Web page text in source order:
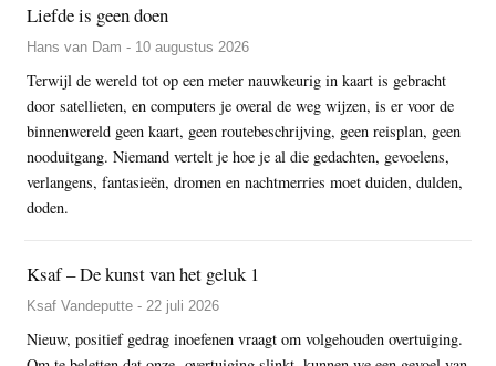
Liefde is geen doen
Hans van Dam - 10 augustus 2026
Terwijl de wereld tot op een meter nauwkeurig in kaart is gebracht
door satellieten, en computers je overal de weg wijzen, is er voor de
binnenwereld geen kaart, geen routebeschrijving, geen reisplan, geen
nooduitgang. Niemand vertelt je hoe je al die gedachten, gevoelens,
verlangens, fantasieën, dromen en nachtmerries moet duiden, dulden,
doden.
Ksaf – De kunst van het geluk 1
Ksaf Vandeputte - 22 juli 2026
Nieuw, positief gedrag inoefenen vraagt om volgehouden overtuiging.